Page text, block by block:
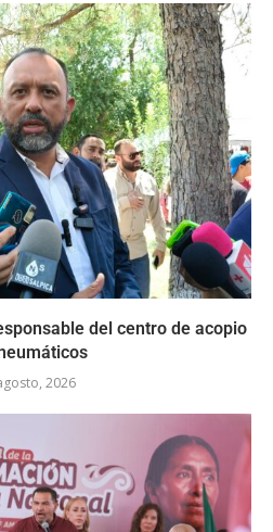
del centro de acopio
2026